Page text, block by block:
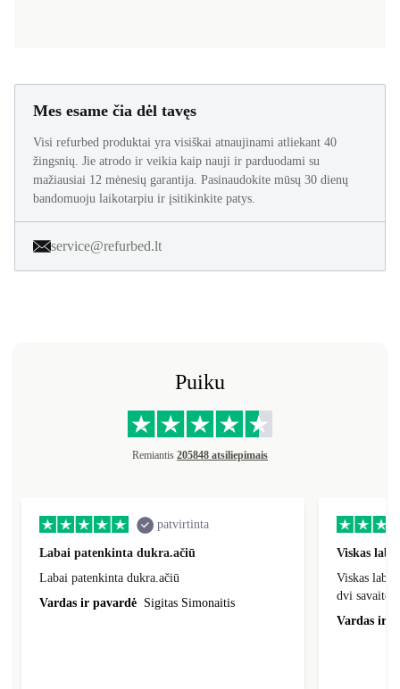
Mes esame čia dėl tavęs
Visi refurbed produktai yra visiškai atnaujinami atliekant 40
žingsnių. Jie atrodo ir veikia kaip nauji ir parduodami su
mažiausiai 12 mėnesių garantija. Pasinaudokite mūsų 30 dienų
bandomuoju laikotarpiu ir įsitikinkite patys.
service@refurbed.lt
Puiku
Remiantis 205848 atsiliepimais
patvirtinta
Labai patenkinta dukra.ačiū
Labai patenkinta dukra.ačiū
Vardas ir pavardė Sigitas Simonaitis
Viskas
Viskas
dvi
Vardas ir